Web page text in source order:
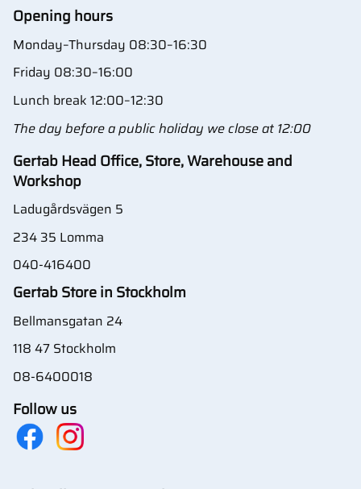
Opening hours
Monday–Thursday 08:30–16:30
Friday 08:30–16:00
Lunch break 12:00–12:30
The day before a public holiday we close at 12:00
Gertab Head Office, Store, Warehouse and
Workshop
Ladugårdsvägen 5
234 35 Lomma
040-416400
Gertab Store in Stockholm
Bellmansgatan 24
118 47 Stockholm
08-6400018
Follow us